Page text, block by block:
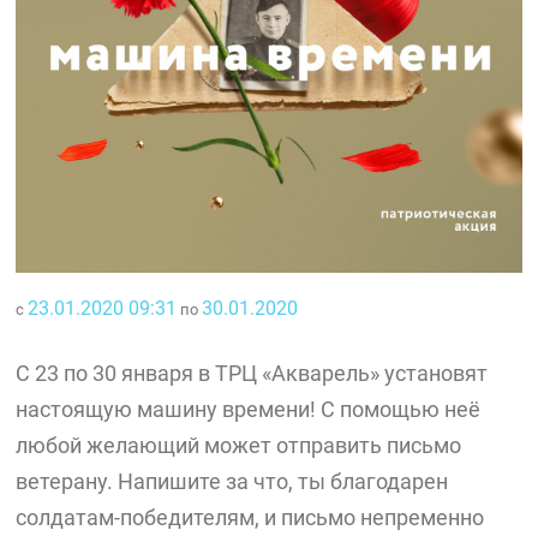
с 23.01.2020 09:31 по30.01.2020
С 23 по 30 января в ТРЦ «Акварель» установят
настоящую машину времени! С помощью неё
любой желающий может отправить письмо
ветерану. Напишите за что, ты благодарен
солдатам-победителям, и письмо непременно